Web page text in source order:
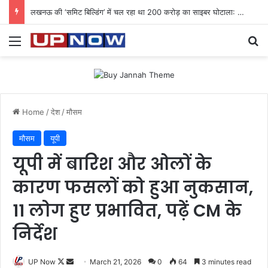
लखनऊ की ‘समिट बिल्डिंग’ में चल रहा था 200 करोड़ का साइबर घोटाला: 40 युवतियों समेत 119 गिरफ्तार
Menu
Home /देश/मौसम
मौसम यूपी
यूपी में बारिश और ओलों के
कारण फसलों को हुआ नुकसान,
11 लोग हुए प्रभावित, पढ़ें CM के
निर्देश
UP Now
Follow
Send March 21, 2026 0 64 3 minutes read